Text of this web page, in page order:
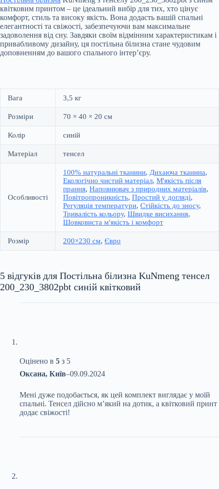
квітковим принтом – це ідеальний вибір для тих, хто цінує
комфорт, стиль та високу якість. Вона додасть вашій спальні
елегантності та свіжості, забезпечуючи вам максимальне
задоволення від сну. Завдяки своїм відмінним характеристикам і
привабливому дизайну, ця постільна білизна стане чудовим
доповненням до вашого спального інтер’єру.
Вага 3,5 кг
Розміри 70 × 40 × 20 см
Колір синій
Матеріал тенсел
Особливості
100% натуральні тканини, Дихаюча тканина,
Екологічно чистий матеріал, М'якість після
прання, Наповнювач з природних матеріалів,
Повітропроникність, Простий у догляді,
Регуляція температури, Стійкість до зносу,
Тривалість кольору, Швидке висихання,
Шовковиста м'якість і комфорт
Розмір 200×230 см, Євро
5 відгуків для Постільна білизна KuNmeng тенсел
200_230_3802pbt синій квітковий
Оцінено в 5 з 5
Оксана, Київ–09.09.2024
Мені дуже подобається, як цей комплект виглядає у моїй
спальні. Тенсел дійсно м’який на дотик, а квітковий принт
додає свіжості!